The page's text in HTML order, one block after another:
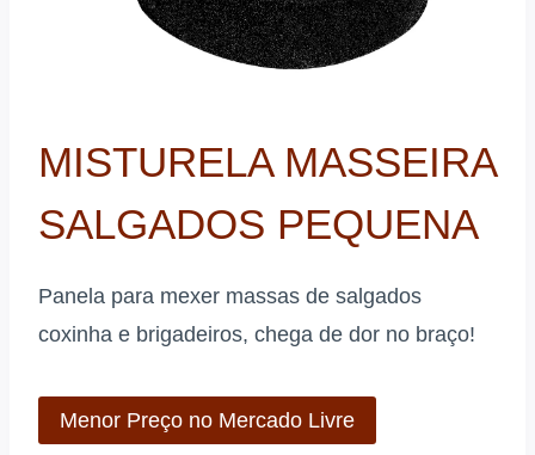
MISTURELA MASSEIRA
SALGADOS PEQUENA
Panela para mexer massas de salgados
coxinha e brigadeiros, chega de dor no braço!
Menor Preço no Mercado Livre